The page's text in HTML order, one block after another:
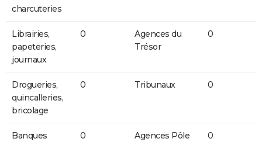
charcuteries
Librairies,
papeteries,
journaux
0
Agences du
Trésor
0
Drogueries,
quincalleries,
bricolage
0 Tribunaux 0
Banques 0
Agences Pôle
0